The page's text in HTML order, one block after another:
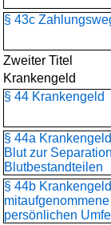
§ 43c
Zweiter Titel
Krankengeld
§ 44 Krankengeld
§ 44a
Blut zur
Blutbestandteilen
§ 44b
persönlichen